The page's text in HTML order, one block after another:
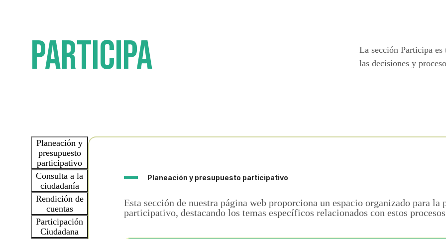
Participa
La sección Participa
las decisiones y
Planeación y
presupuesto
participativo
Consulta a la
ciudadanía
Rendición de
cuentas
Participación
Ciudadana
Planeación y presupuesto participativo
Esta sección de nuestra página web proporciona un espacio organizado para la
participativo, destacando los temas específicos relacionados con estos